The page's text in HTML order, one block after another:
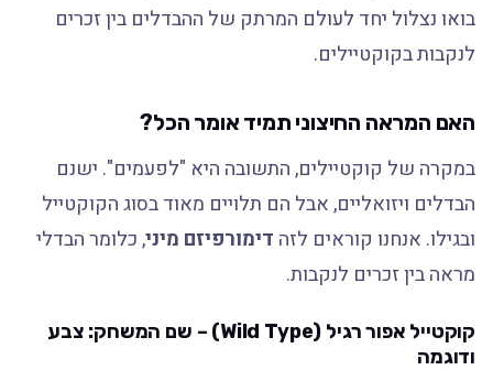
בואו נצלול יחד לעולם המרתק של ההבדלים בין זכרים
לנקבות בקוקטיילים.
האם המראה החיצוני תמיד אומר הכל?
במקרה של קוקטיילים, התשובה היא "לפעמים". ישנם
הבדלים ויזואליים, אבל הם תלויים מאוד בסוג הקוקטייל
ובגילו. אנחנו קוראים לזהדימורפיזם מיני, כלומר הבדלי
מראה בין זכרים לנקבות.
קוקטייל אפור רגיל (Wild Type) – שם המשחק: צבע
ודוגמה